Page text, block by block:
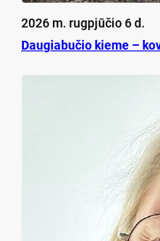
2026 m. rugpjūčio 6 d.
Dau­gia­bu­čio kie­me –